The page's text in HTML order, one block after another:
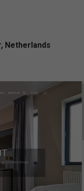
Netherlands